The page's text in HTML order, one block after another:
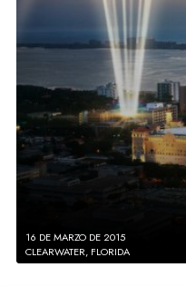
16 DE MARZO DE 2015
CLEARWATER, FLORIDA